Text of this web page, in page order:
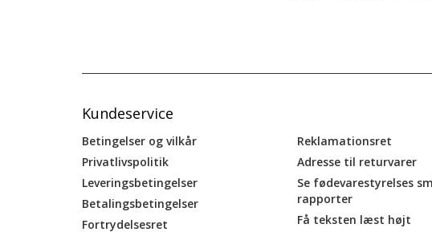
Kundeservice
Betingelser og vilkår
Privatlivspolitik
Leveringsbetingelser
Betalingsbetingelser
Fortrydelsesret
Reklamationsret
Adresse til returvarer
Se fødevarestyrelses
rapporter
Få teksten læst højt